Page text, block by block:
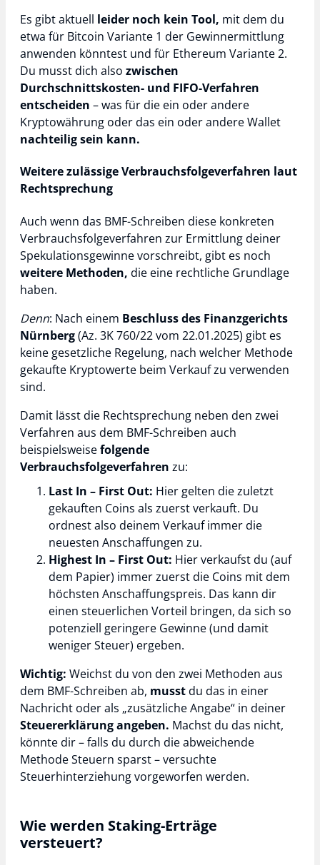
Es gibt aktuell leider noch kein Tool, mit dem du
etwa für Bitcoin Variante 1 der Gewinnermittlung
anwenden könntest und für Ethereum Variante 2.
Du musst dich also zwischen
Durchschnittskosten- und FIFO-Verfahren
entscheiden – was für die ein oder andere
Kryptowährung oder das ein oder andere Wallet
nachteilig sein kann.
Weitere zulässige Verbrauchsfolgeverfahren laut
Rechtsprechung
Auch wenn das BMF-Schreiben diese konkreten
Verbrauchsfolgeverfahren zur Ermittlung deiner
Spekulationsgewinne vorschreibt, gibt es noch
weitere Methoden, die eine rechtliche Grundlage
haben.
Denn: Nach einem Beschluss des Finanzgerichts
Nürnberg(Az. 3K 760/22 vom 22.01.2025) gibt es
keine gesetzliche Regelung, nach welcher Methode
gekaufte Kryptowerte beim Verkauf zu verwenden
sind.
Damit lässt die Rechtsprechung neben den zwei
Verfahren aus dem BMF-Schreiben auch
beispielsweisefolgende
Verbrauchsfolgeverfahren zu:
Last In – First Out: Hier gelten die zuletzt
gekauften Coins als zuerst verkauft. Du
ordnest also deinem Verkauf immer die
neuesten Anschaffungen zu.
Highest In – First Out: Hier verkaufst du (auf
dem Papier) immer zuerst die Coins mit dem
höchsten Anschaffungspreis. Das kann dir
einen steuerlichen Vorteil bringen, da sich so
potenziell geringere Gewinne (und damit
weniger Steuer) ergeben.
Wichtig: Weichst du von den zwei Methoden aus
dem BMF-Schreiben ab, musstdu das in einer
Nachricht oder als „zusätzliche Angabe“ in deiner
Steuererklärung angeben. Machst du das nicht,
könnte dir – falls du durch die abweichende
Methode Steuern sparst – versuchte
Steuerhinterziehung vorgeworfen werden.
Wie werden Staking-Erträge
versteuert?